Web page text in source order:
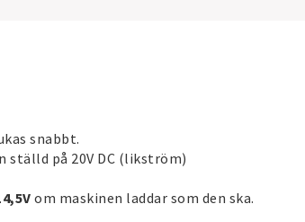
snabbt.
på 20V DC (likström)
om maskinen laddar som den ska.